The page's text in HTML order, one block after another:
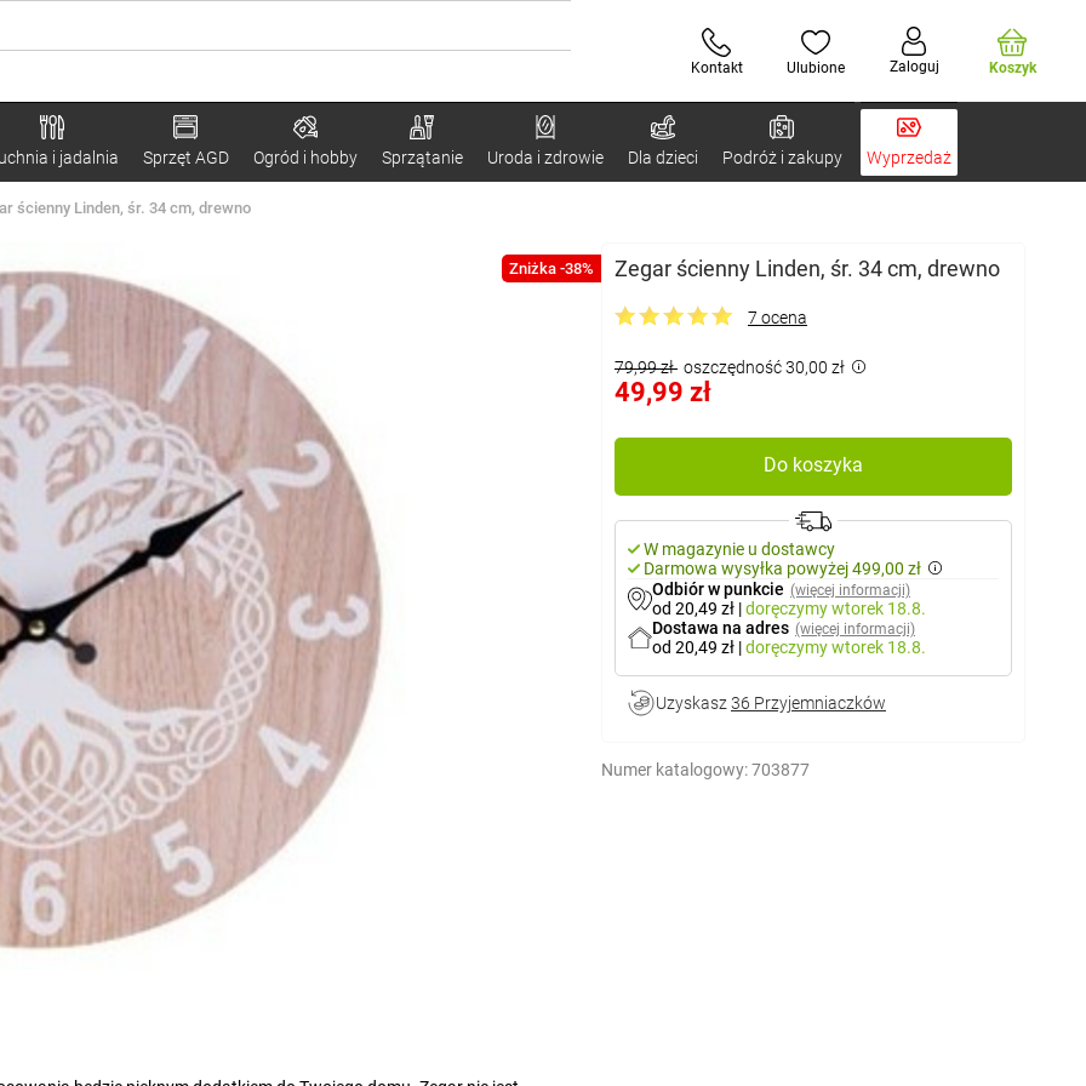
Kontakt Ulubione Zaloguj Koszyk
i jadalnia Sprzęt AGD Ogród i hobby Sprzątanie Uroda i zdrowie Dla dzieci Podróż i zakupy Wyprzedaż
ścienny Linden, śr. 34 cm, drewno
Zniżka -38% Zegar ścienny Linden, śr. 34 cm, drewno
7 ocena
79,99 zł oszczędność 30,00 zł
49,99 zł
Do koszyka
W magazynie u dostawcy
Darmowa wysyłka powyżej 499,00 zł
Odbiór w punkcie (więcej informacji)
od 20,49 zł |doręczymywtorek 18.8.
Dostawa na adres (więcej informacji)
od 20,49 zł |doręczymywtorek 18.8.
Uzyskasz 36 Przyjemniaczków
Numer katalogowy:703877